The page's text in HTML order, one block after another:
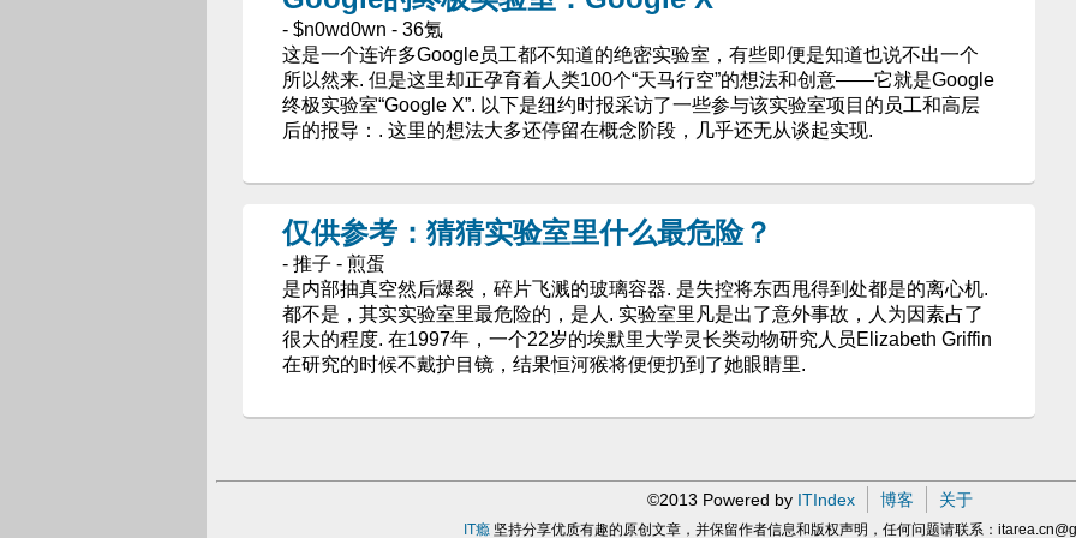
- $n0wd0wn - 36氪
这是一个连许多Google员工都不知道的绝密实验室，有些即便是知道也说不出一个
所以然来. 但是这里却正孕育着人类100个“天马行空”的想法和创意——它就是Google
终极实验室“Google X”. 以下是纽约时报采访了一些参与该实验室项目的员工和高层
后的报导：. 这里的想法大多还停留在概念阶段，几乎还无从谈起实现.
仅供参考：猜猜实验室里什么最危险？
- 推子 - 煎蛋
是内部抽真空然后爆裂，碎片飞溅的玻璃容器. 是失控将东西甩得到处都是的离心机.
都不是，其实实验室里最危险的，是人. 实验室里凡是出了意外事故，人为因素占了
很大的程度. 在1997年，一个22岁的埃默里大学灵长类动物研究人员Elizabeth Griffin
在研究的时候不戴护目镜，结果恒河猴将便便扔到了她眼睛里.
©2013 Powered by ITIndex 博客 关于
IT瘾 坚持分享优质有趣的原创文章，并保留作者信息和版权声明，任何问题请联系：